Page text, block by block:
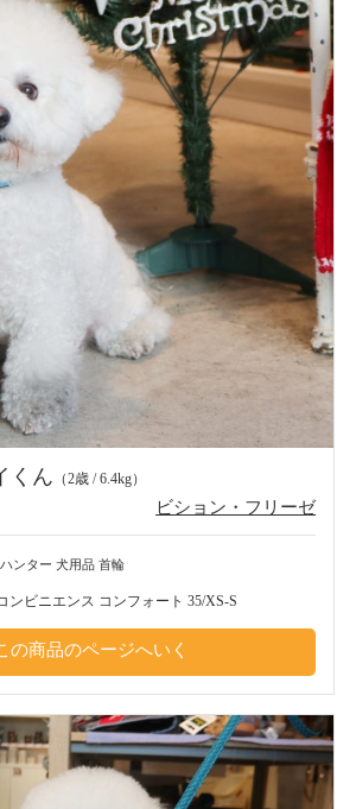
くん （2歳 / 6.4kg）
ビション・フリーゼ
ハンター 犬用品 首輪
ンビニエンス コンフォート 35/XS-S